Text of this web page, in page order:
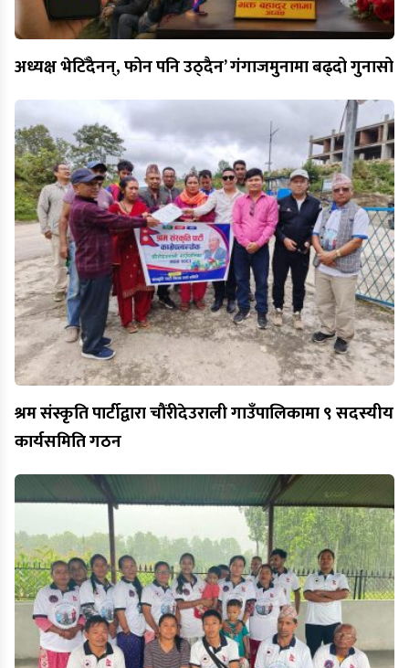
अध्यक्ष भेटिँदैनन्, फोन पनि उठ्दैन’ गंगाजमुनामा बढ्दो गुनासो
श्रम संस्कृति पार्टीद्वारा चौंरीदेउराली गाउँपालिकामा ९ सदस्यीय
कार्यसमिति गठन